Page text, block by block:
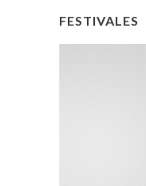
FESTIVALES